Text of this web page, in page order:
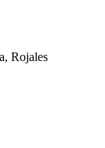
Rojales